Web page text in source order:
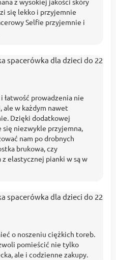
się lekko i przyjemnie
Selfie przyjemnie i
łatwość prowadzenia nie
w każdym nawet
Dzięki dodatkowej
niezwykle przyjemna,
nam po drobnych
brukowa, czy
elastycznej pianki w są w
o noszeniu ciężkich toreb.
pomieścić nie tylko
ale i codzienne zakupy.